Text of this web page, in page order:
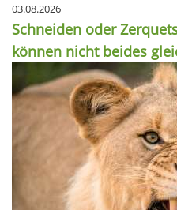
03.08.2026
Schneiden oder
können nicht beides